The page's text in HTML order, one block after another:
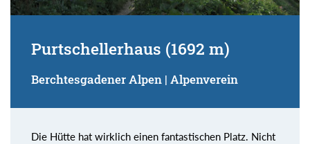
Purtschellerhaus (1692 m)
Berchtesgadener Alpen | Alpenverein
Die Hütte hat wirklich einen fantastischen Platz. Nicht